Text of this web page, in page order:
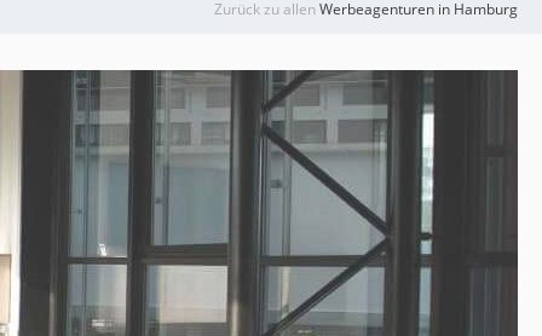
Zurück zu allenWerbeagenturen in Hamburg